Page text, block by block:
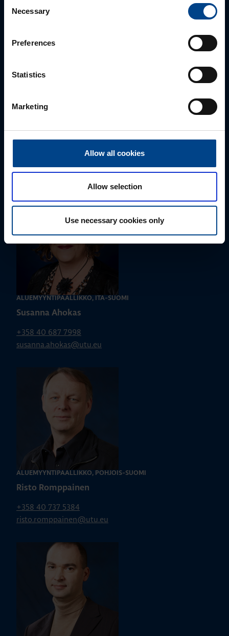
Selection
Necessary
Preferences
Statistics
Marketing
Allow all cookies
Allow selection
Use necessary cookies only
Jussi Pernaa
jussi.pernaa@utu.eu
ALUEMYYNTIPÄÄLLIKKÖ, ITÄ-SUOMI
Susanna Ahokas
+358 40 687 7998
susanna.ahokas@utu.eu
ALUEMYYNTIPÄÄLLIKKÖ, POHJOIS-SUOMI
Risto Romppainen
+358 40 737 5384
risto.romppainen@utu.eu